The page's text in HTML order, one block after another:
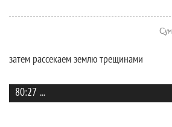
затем рассекаем землю трещинами
80:27 ...